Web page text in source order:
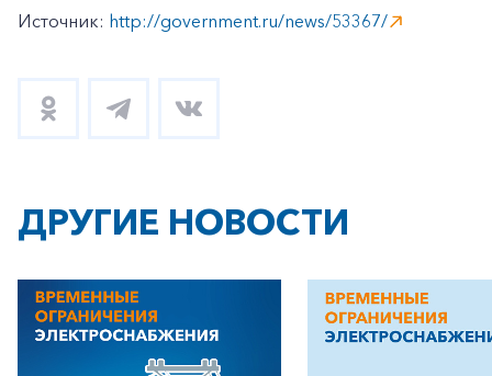
+7-800-700-24-57
Заказать обратный звонок
Частным клиентам
Корпоративным клиентам
Источник: http://government.ru/news/53367/
ДРУГИЕ НОВОСТИ